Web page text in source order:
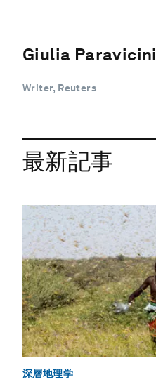
Giulia Paravicini
Writer, Reuters
最新記事
深層地理学